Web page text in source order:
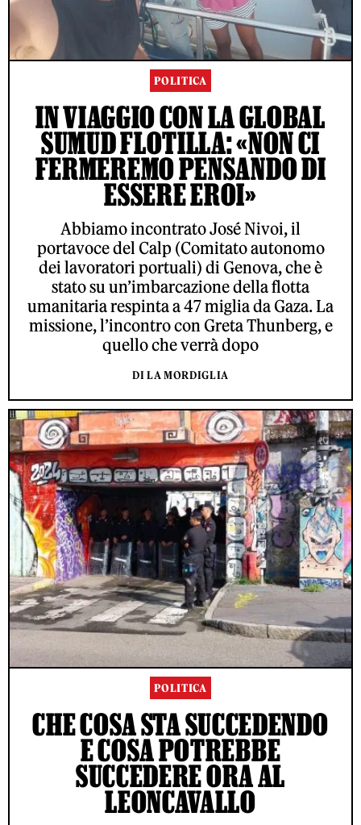
POLITICA
IN VIAGGIO CON LA GLOBAL
SUMUD FLOTILLA: «NON CI
FERMEREMO PENSANDO DI
ESSERE EROI»
Abbiamo incontrato José Nivoi, il
portavoce del Calp (Comitato autonomo
dei lavoratori portuali) di Genova, che è
stato su un’imbarcazione della flotta
umanitaria respinta a 47 miglia da Gaza. La
missione, l’incontro con Greta Thunberg, e
quello che verrà dopo
DI LA MORDIGLIA
POLITICA
CHE COSA STA SUCCEDENDO
E COSA POTREBBE
SUCCEDERE ORA AL
LEONCAVALLO